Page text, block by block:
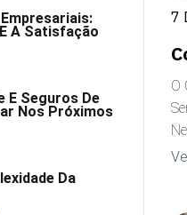
A Satisfação
E Seguros De
Nos Próximos
Da
O
7